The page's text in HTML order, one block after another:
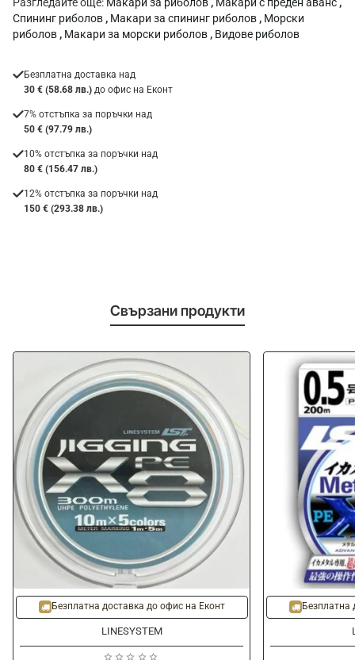
Спининг риболов , Макари за спининг риболов , Морски
риболов , Макари за морски риболов , Видове риболов
Безплатна доставка над
30 € (58.68 лв.) до офис на Еконт
7% отстъпка за поръчки над
50 € (97.79 лв.)
10% отстъпка за поръчки над
80 € (156.47 лв.)
12% отстъпка за поръчки над
150 € (293.38 лв.)
Свързани продукти
Безплатна доставка до офис на Еконт
LINESYSTEM
Безплатна